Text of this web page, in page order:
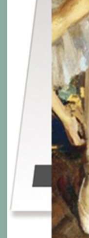
The Heart Bear
Alle Produkte anzeigen